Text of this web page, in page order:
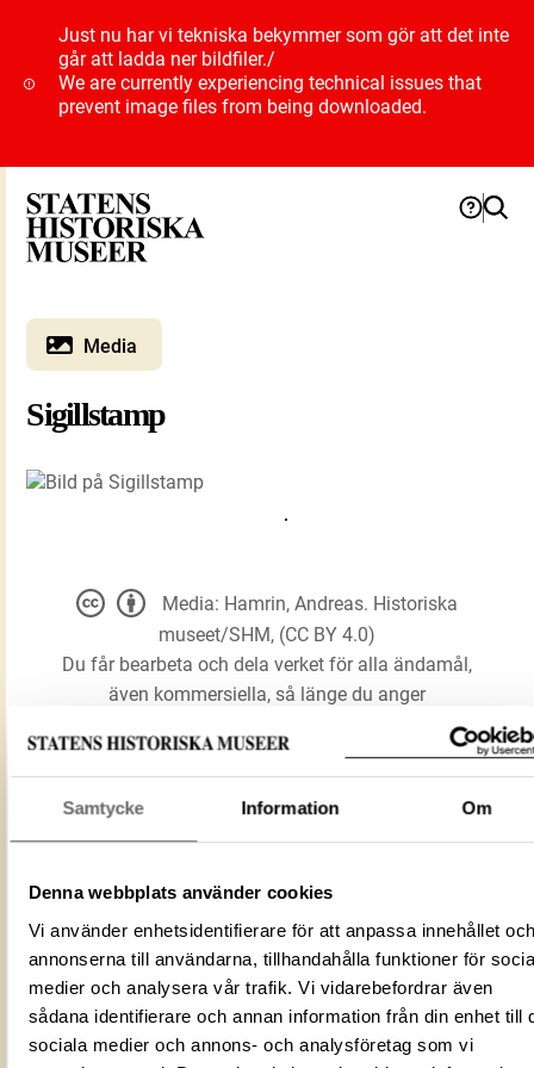
Samtycke Information Om
Denna webbplats använder cookies
Vi använder enhetsidentifierare för att anpassa innehållet och
annonserna till användarna, tillhandahålla funktioner för
medier och analysera vår trafik. Vi vidarebefordrar även
sådana identifierare och annan information från din enhet till
sociala medier och annons- och analysföretag som vi
Just nu har vi tekniska bekymmer som gör att det inte
går att ladda ner bildfiler./
We are currently experiencing technical issues that
prevent image files from being downloaded.
Media
Sigillstamp
Förmålsbenämning
Föremålsnummer
41492_HST
Mediatyp
image/jpeg
ID‑nummer
32948BCD-BB19-42C1-88A4-
Media: Hamrin, Andreas. Historiska
museet/SHM, (CC BY 4.0)
Du får bearbeta och dela verket för alla ändamål,
även kommersiella, så länge du anger
LADDA NER MEDIA